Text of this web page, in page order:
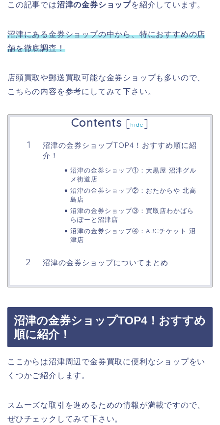
この記事では沼津の金券ショップを紹介しています。
沼津にある金券ショップの中から、特におすすめの店
舗を徹底調査！
店頭買取や郵送買取可能な金券ショップも多いので、
こちらの内容を参考にしてみて下さい。
Contents [hide ]
沼津の金券ショップTOP4！おすすめ順に紹
介！
沼津の金券ショップ①：大黒屋 沼津グル
メ街道店
沼津の金券ショップ②：おたからや 北高
島店
沼津の金券ショップ③：買取店わかばら
らぽーと沼津店
沼津の金券ショップ④：ABCチケット 沼
津店
沼津の金券ショップについてまとめ
沼津の金券ショップTOP4！おすすめ
順に紹介！
ここからは沼津周辺で金券買取に便利なショップをい
くつかご紹介します。
スムーズな取引を進めるための情報が満載ですので、
ぜひチェックしてみて下さい。